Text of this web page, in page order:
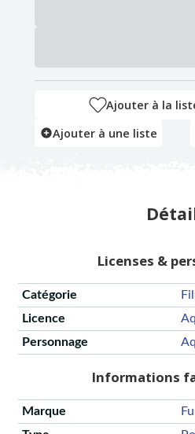
Ajouter à la
Ajouter à une liste
Licenses &
Catégorie
Licence
Personnage
Informations
Marque